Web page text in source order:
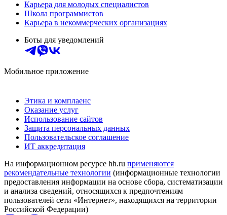
Карьера для молодых специалистов
Школа программистов
Карьера в некоммерческих организациях
Боты для уведомлений
Мобильное приложение
Этика и комплаенс
Оказание услуг
Использование сайтов
Защита персональных данных
Пользовательское соглашение
ИТ аккредитация
На информационном ресурсе hh.ru применяются
рекомендательные технологии (информационные технологии
предоставления информации на основе сбора, систематизации
и анализа сведений, относящихся к предпочтениям
пользователей сети «Интернет», находящихся на территории
Российской Федерации)